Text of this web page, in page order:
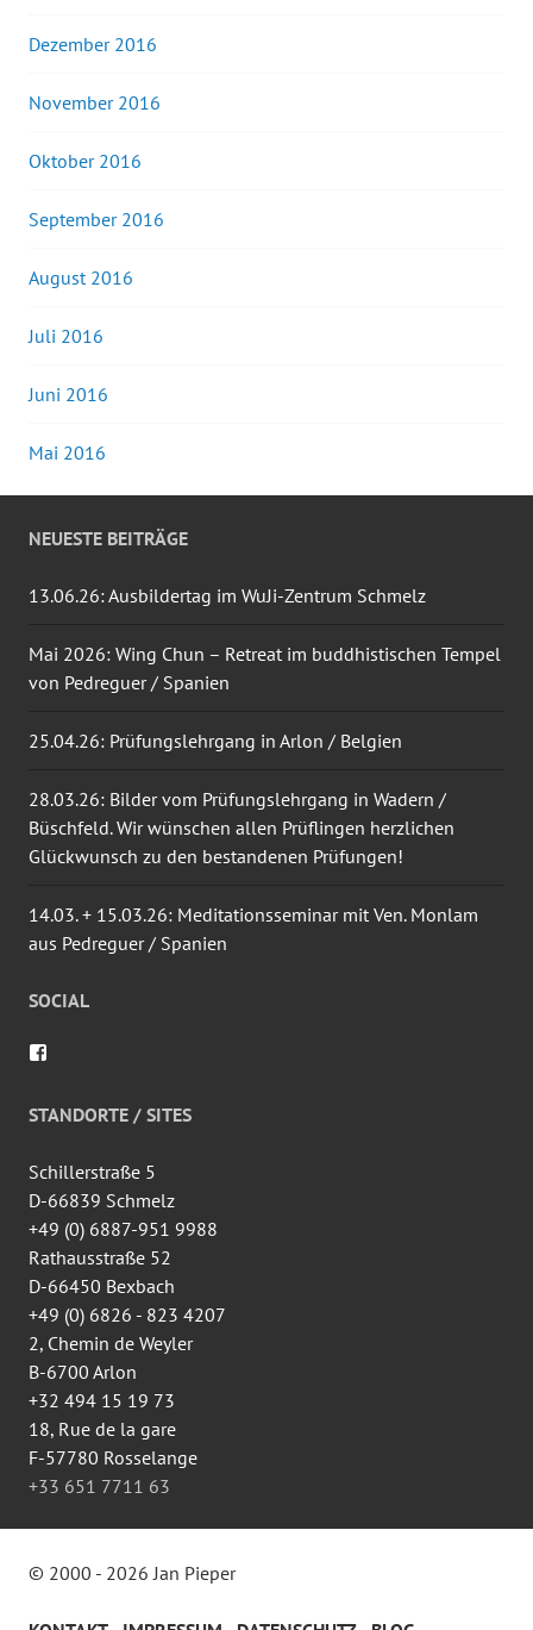
Dezember 2016
November 2016
Oktober 2016
September 2016
August 2016
Juli 2016
Juni 2016
Mai 2016
NEUESTE BEITRÄGE
13.06.26: Ausbildertag im WuJi-Zentrum Schmelz
Mai 2026: Wing Chun – Retreat im buddhistischen Tempel
von Pedreguer / Spanien
25.04.26: Prüfungslehrgang in Arlon / Belgien
28.03.26: Bilder vom Prüfungslehrgang in Wadern /
Büschfeld. Wir wünschen allen Prüflingen herzlichen
Glückwunsch zu den bestandenen Prüfungen!
14.03. + 15.03.26: Meditationsseminar mit Ven. Monlam
aus Pedreguer / Spanien
SOCIAL
auf
Facebook
STANDORTE / SITES
Schillerstraße 5
D-66839 Schmelz
+49 (0) 6887-951 9988
Rathausstraße 52
D-66450 Bexbach
+49 (0) 6826 - 823 4207
2, Chemin de Weyler
B-6700 Arlon
+32 494 15 19 73
18, Rue de la gare
F-57780 Rosselange
+33 651 7711 63
© 2000 - 2026 Jan Pieper